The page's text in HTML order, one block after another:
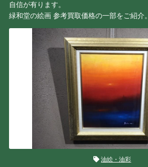
自信が有ります。
緑和堂の絵画 参考買取価格の一部をご紹介。
油絵・油彩